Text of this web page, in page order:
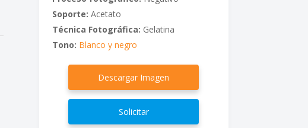
Soporte: Acetato
Técnica Fotográfica: Gelatina
Tono: Blanco y negro
Descargar Imagen
Solicitar